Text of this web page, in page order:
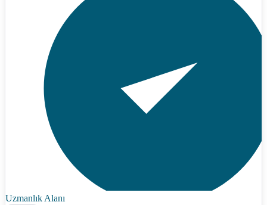
Uzmanlık Alanı